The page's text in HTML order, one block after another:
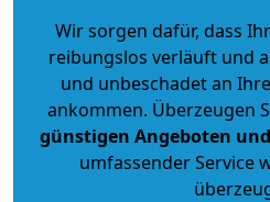
Wir sorgen dafür, dass
reibungslos verläuft und
und unbeschadet an
ankommen. Überzeugen
günstigen Angeboten
umfassender Service